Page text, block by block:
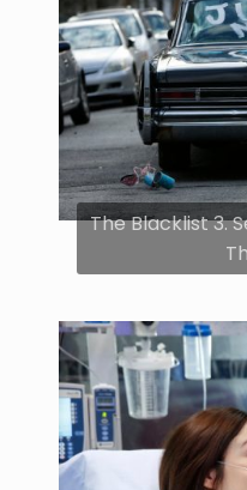
The Blacklist 3.